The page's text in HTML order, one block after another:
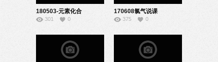
180503-元素化合
物-08150118
301 0
170608氯气说课
10140808
375 0